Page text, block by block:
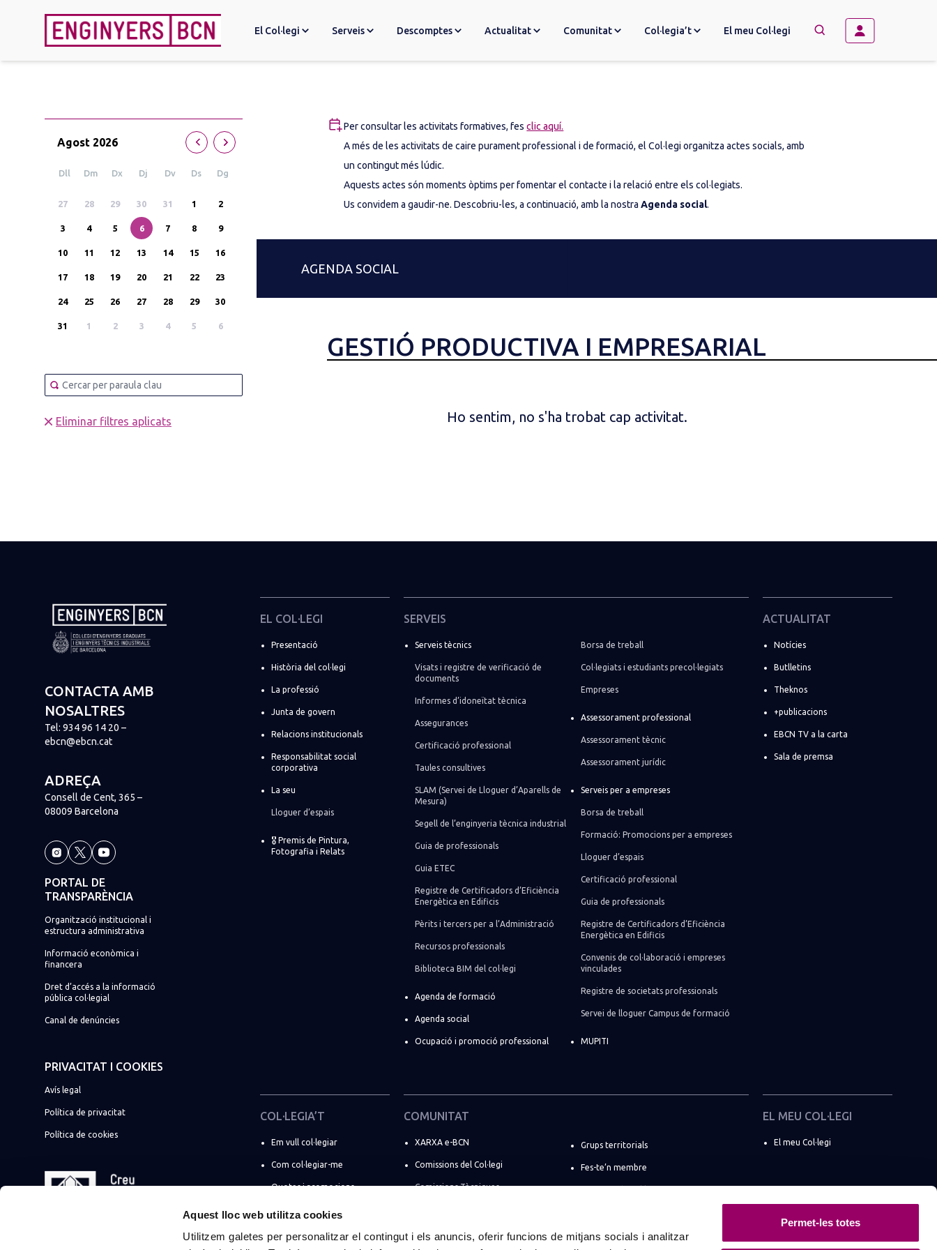
Aquest lloc web utilitza cookies
Utilitzem galetes per personalitzar el contingut i els anuncis, oferir funcions de mitjans socials i analitzar
Permet-les totes
El Col·legi Serveis Descomptes Actualitat Comunitat Col·legia’t El meu Col·legi
Agost 2026
Dll Dm Dx Dj Dv Ds Dg
27 28 29 30 31 1 2
3 4 5 6 7 8 9
10 11 12 13 14 15 16
17 18 19 20 21 22 23
24 25 26 27 28 29 30
31 1 2 3 4 5 6
Eliminar filtres aplicats
Per consultar les activitats formatives, fesclic aquí.
A més de les activitats de caire purament professional i de formació, el Col·legi organitza actes socials, amb
un contingut més lúdic.
Aquests actes són moments òptims per fomentar el contacte i la relació entre els col·legiats.
Us convidem a gaudir-ne. Descobriu-les, a continuació, amb la nostraAgenda social.
AGENDA SOCIAL
GESTIÓ PRODUCTIVA I EMPRESARIAL
Ho sentim, no s'ha trobat cap activitat.
CONTACTA AMB
NOSALTRES
Tel: 934 96 14 20 –
ebcn@ebcn.cat
ADREÇA
Consell de Cent, 365 –
08009 Barcelona
PORTAL DE
TRANSPARÈNCIA
Organització institucional i
estructura administrativa
Informació econòmica i
financera
Dret d’accés a la informació
pública col·legial
Canal de denúncies
PRIVACITAT I COOKIES
Avís legal
Política de privacitat
Política de cookies
EL COL·LEGI
Presentació
Història del col·legi
La professió
Junta de govern
Relacions institucionals
Responsabilitat social
corporativa
La seu
Lloguer d’espais
🎖️ Premis de Pintura,
Fotografia i Relats
SERVEIS
Serveis tècnics
Visats i registre de verificació de
documents
Informes d’idoneïtat tècnica
Assegurances
Certificació professional
Taules consultives
SLAM (Servei de Lloguer d’Aparells de
Mesura)
Segell de l’enginyeria tècnica industrial
Guia de professionals
Guia ETEC
Registre de Certificadors d’Eficiència
Energètica en Edificis
Pèrits i tercers per a l’Administració
Recursos professionals
Biblioteca BIM del col·legi
Agenda de formació
Agenda social
Ocupació i promoció professional
Borsa de treball
Col·legiats i estudiants precol·legiats
Empreses
Assessorament professional
Assessorament tècnic
Assessorament jurídic
Serveis per a empreses
Borsa de treball
Formació: Promocions per a empreses
Lloguer d’espais
Certificació professional
Guia de professionals
Registre de Certificadors d’Eficiència
Energètica en Edificis
Convenis de col·laboració i empreses
vinculades
Registre de societats professionals
Servei de lloguer Campus de formació
MUPITI
ACTUALITAT
Notícies
Butlletins
Theknos
+publicacions
EBCN TV a la carta
Sala de premsa
COL·LEGIA’T
Em vull col·legiar
Com col·legiar-me
Quotes i promocions
☀️ Promoció d’estiu
Soc estudiant
COMUNITAT
XARXA e-BCN
Comissions del Col·legi
Comissions Tècniques
Comissions Socials
Grups territorials
Fes-te’n membre
ENGINYERS BCN a les xarxes
EL MEU COL·LEGI
El meu Col·legi